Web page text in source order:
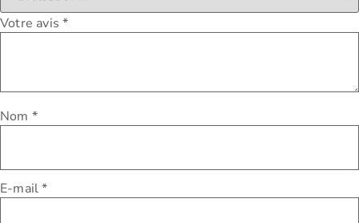
Votre avis*
Nom *
E-mail*